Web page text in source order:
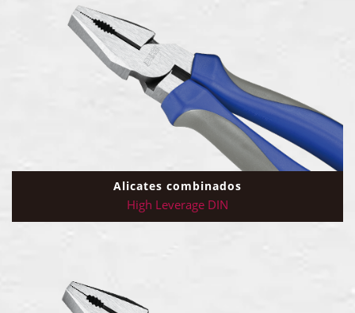
Alicates combinados
High Leverage DIN